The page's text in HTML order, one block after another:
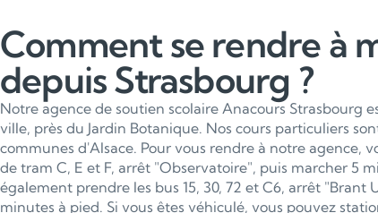
Comment se rendre à
depuis Strasbourg ?
Notre agence de soutien scolaire Anacours Strasbourg
ville, près du Jardin Botanique. Nos cours particuliers
communes d'Alsace. Pour vous rendre à notre agence,
de tram C, E et F, arrêt "Observatoire", puis marcher 5
également prendre les bus 15, 30, 72 et C6, arrêt "Brant
minutes à pied. Si vous êtes véhiculé, vous pouvez